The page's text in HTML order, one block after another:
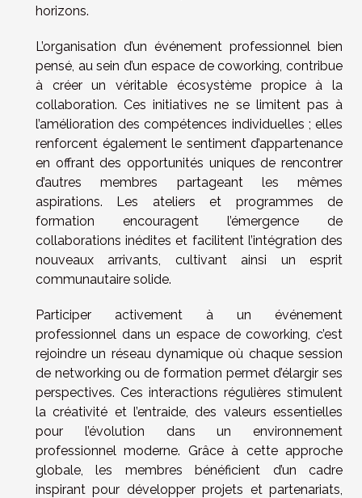
horizons.
L’organisation d’un événement professionnel bien
pensé, au sein d’un espace de coworking, contribue
à créer un véritable écosystème propice à la
collaboration. Ces initiatives ne se limitent pas à
l’amélioration des compétences individuelles ; elles
renforcent également le sentiment d’appartenance
en offrant des opportunités uniques de rencontrer
d’autres membres partageant les mêmes
aspirations. Les ateliers et programmes de
formation encouragent l’émergence de
collaborations inédites et facilitent l’intégration des
nouveaux arrivants, cultivant ainsi un esprit
communautaire solide.
Participer activement à un événement
professionnel dans un espace de coworking, c’est
rejoindre un réseau dynamique où chaque session
de networking ou de formation permet d’élargir ses
perspectives. Ces interactions régulières stimulent
la créativité et l’entraide, des valeurs essentielles
pour l’évolution dans un environnement
professionnel moderne. Grâce à cette approche
globale, les membres bénéficient d’un cadre
inspirant pour développer projets et partenariats,